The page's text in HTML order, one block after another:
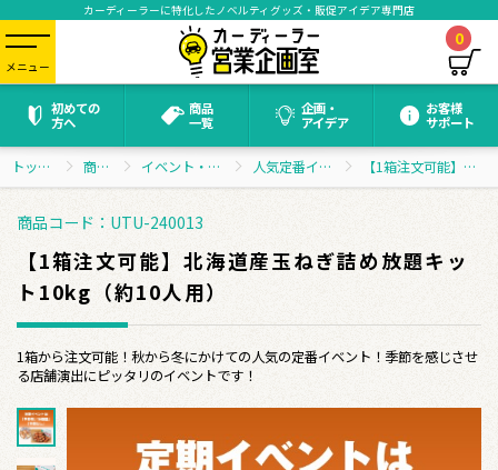
カーディーラーに特化したノベルティグッズ・販促アイデア専門店
メニュー
0
初めての
方へ
商品
一覧
企画・
アイデア
お客様
サポート
トップページ 商品一覧 イベント・抽選会グッズ 人気定番イベントセット 【1箱注文可能】北海道産玉ねぎ詰め放題キット10kg（約10人用）
商品コード：UTU-240013
【1箱注文可能】北海道産玉ねぎ詰め放題キッ
ト10kg（約10人用）
1箱から注文可能！秋から冬にかけての人気の定番イベント！季節を感じさせ
る店舗演出にピッタリのイベントです！